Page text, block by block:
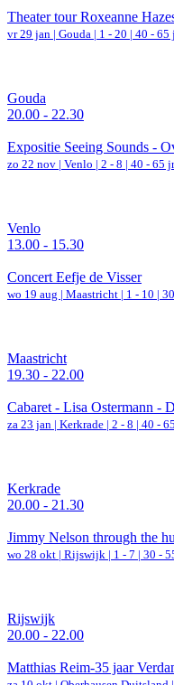
Theater tour Roxeanne
vr 29 jan | Gouda | 1 - 20 | 40 - 65
Gouda
20.00 - 22.30
Expositie Seeing Sounds -
zo 22 nov | Venlo | 2 - 8 | 40 - 65
Venlo
13.00 - 15.30
Concert Eefje de Visser
wo 19 aug | Maastricht | 1 - 10 |
Maastricht
19.30 - 22.00
Cabaret - Lisa Ostermann -
za 23 jan | Kerkrade | 2 - 8 | 40 -
Kerkrade
20.00 - 21.30
Jimmy Nelson through the
wo 28 okt | Rijswijk | 1 - 7 | 30 -
Rijswijk
20.00 - 22.00
Matthias Reim-35 jaar